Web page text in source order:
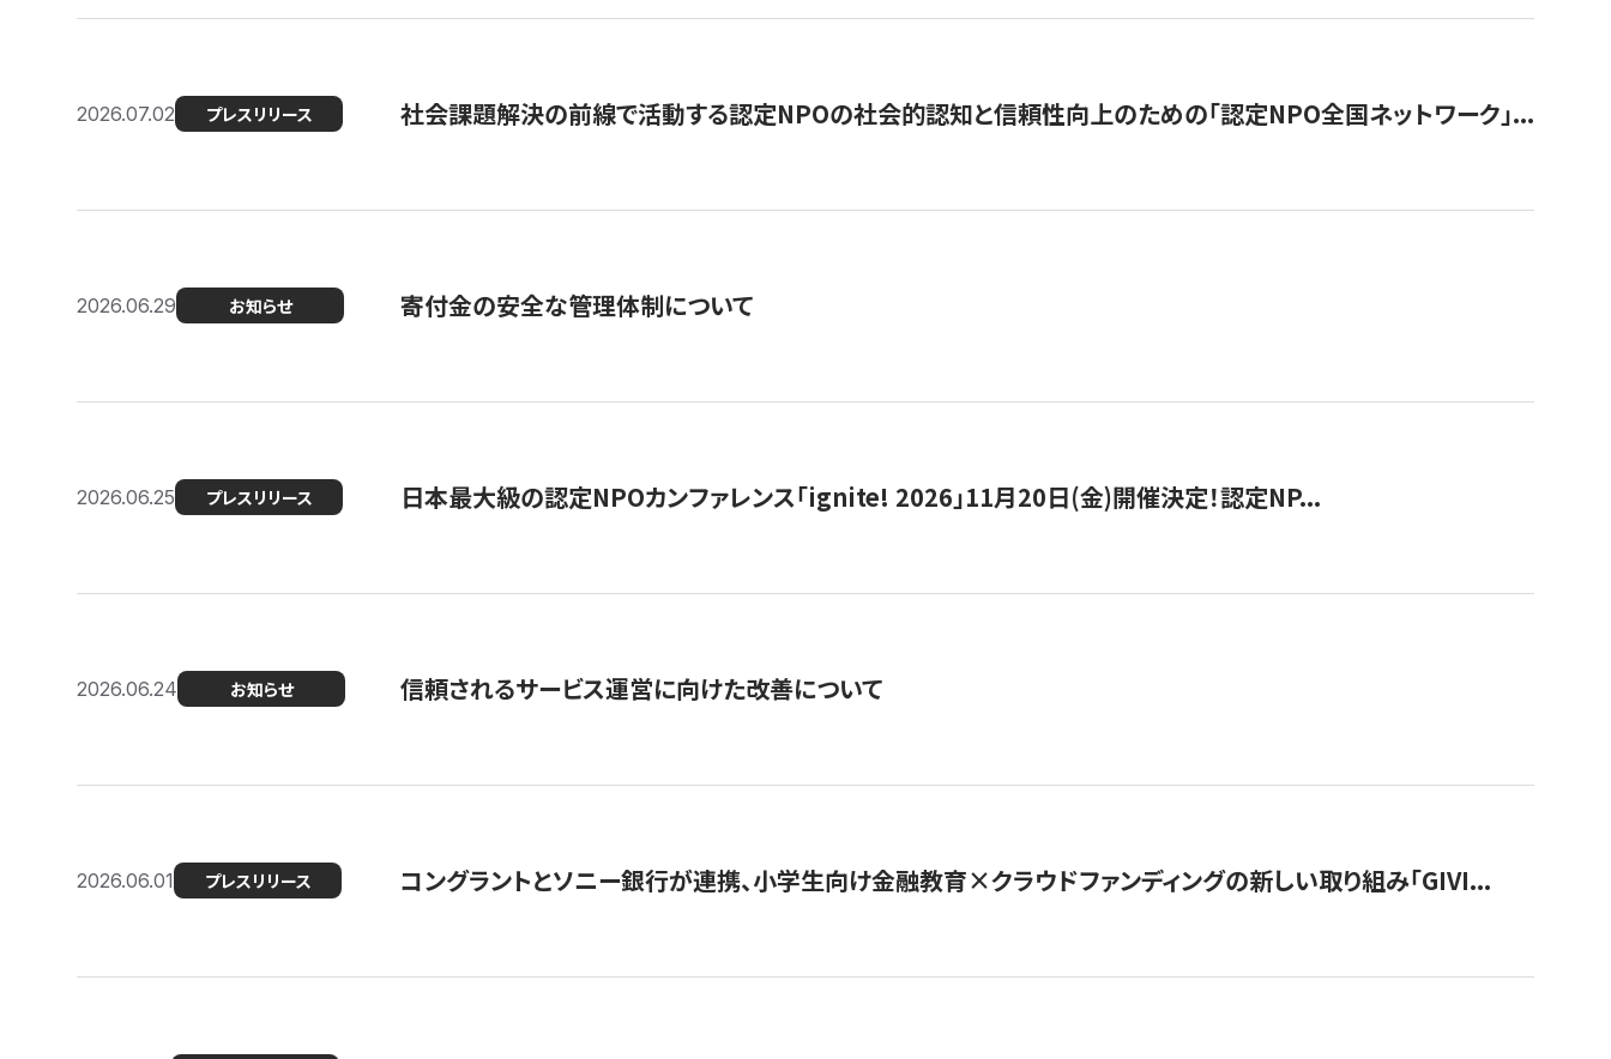
2026.07.02 プレスリリース 社会課題解決の前線で活動する認定NPOの社会的認知と信頼性向上のための「認定NPO全国ネットワーク」...
2026.06.29 お知らせ 寄付金の安全な管理体制について
2026.06.25 プレスリリース 日本最大級の認定NPOカンファレンス「ignite! 2026」11月20日(金)開催決定！認定NP...
2026.06.24 お知らせ 信頼されるサービス運営に向けた改善について
2026.06.01 プレスリリース コングラントとソニー銀行が連携、小学生向け金融教育×クラウドファンディングの新しい取り組み「GIVI...